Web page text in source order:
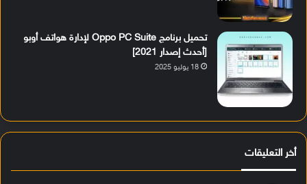
تحميل برنامج Oppo PC Suite لإدارة هواتف أوبو
[أحدث إصدار 2021]
18 يوليو 2025
أخر التعليقات